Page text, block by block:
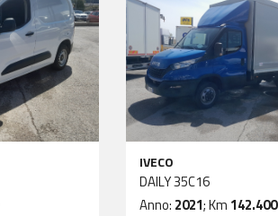
IVECO
DAILY 35C16
Anno: 2021; Km 142.400